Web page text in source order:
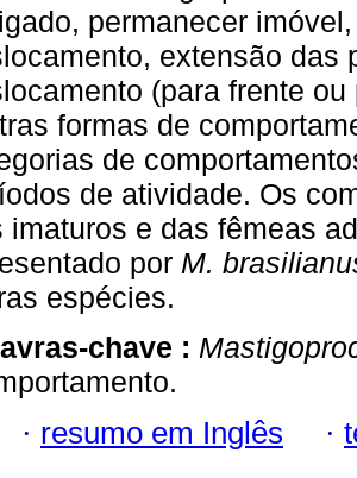
permanecer
extensão das
(para frente
formas de
de
de atividade. Os
imaturos e das fêmeas
por M.
espécies.
chave :
· resumo em Inglês ·